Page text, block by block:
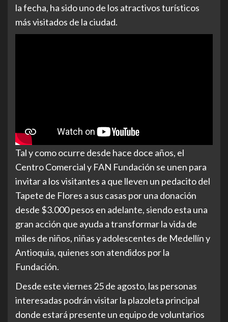
la fecha, ha sido uno de los atractivos turísticos
más visitados de la ciudad.
Tal y como ocurre desde hace doce años, el
Centro Comercial y FAN Fundación se unen para
invitar a los visitantes a que lleven un pedacito del
Tapete de Flores a sus casas por una donación
desde $3.000 pesos en adelante, siendo esta una
gran acción que ayuda a transformar la vida de
miles de niños, niñas y adolescentes de Medellín y
Antioquia, quienes son atendidos por la
Fundación.
Desde este viernes 25 de agosto, las personas
interesadas podrán visitar la plazoleta principal
donde estará presente un equipo de voluntarios